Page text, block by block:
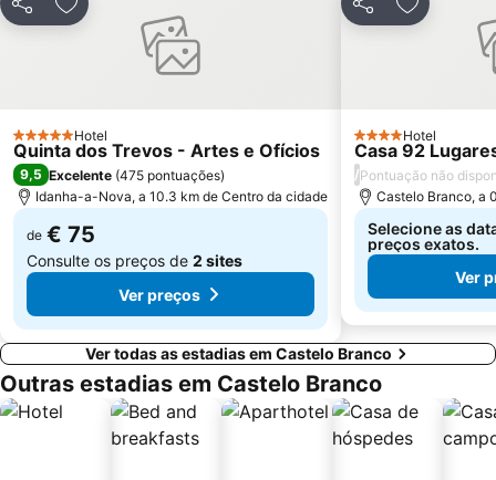
PartilharAdicionar aos favoritos
5 EstrelasHotel
Quinta dos Trevos - Artes e Ofícios
9,5 Excelente (475 pontuações)
Idanha-a-Nova, a 10.3 km de Centro da cidade
de € 75
Consulte os preços de 2 sites
Ver preços
PartilharAdicionar
4 Estrelas
Hotel
Casa 92
/Pontuação não
Castelo Branco, a
Selecione as
preços exatos.
Ver
Ver todas as estadias em Castelo Branco
Outras estadias em Castelo Branco